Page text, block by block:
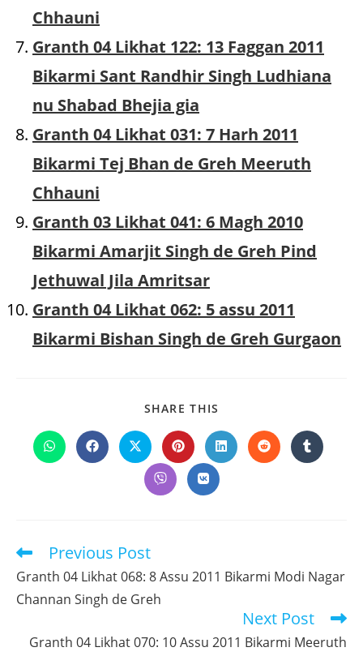
Chhauni
Granth 04 Likhat 122: 13 Faggan 2011
Bikarmi Sant Randhir Singh Ludhiana
nu Shabad Bhejia gia
Granth 04 Likhat 031: 7 Harh 2011
Bikarmi Tej Bhan de Greh Meeruth
Chhauni
Granth 03 Likhat 041: 6 Magh 2010
Bikarmi Amarjit Singh de Greh Pind
Jethuwal Jila Amritsar
Granth 04 Likhat 062: 5 assu 2011
Bikarmi Bishan Singh de Greh Gurgaon
SHARE THIS
CONTENT
Opens
in
Opens
in
Opens
in
new
window
Opens
in
new
window
Opens
in
Opens
in
Opens
in
Opens
in
Opens
in
Read
articles
Previous Post
Granth 04 Likhat 068: 8 Assu 2011 Bikarmi Modi Nagar
Channan Singh de Greh
Next Post
Granth 04 Likhat 070: 10 Assu 2011 Bikarmi Meeruth